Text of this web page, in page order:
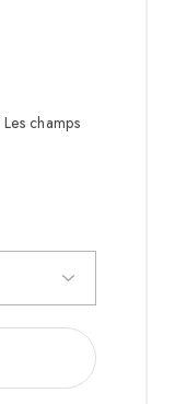
Les champs